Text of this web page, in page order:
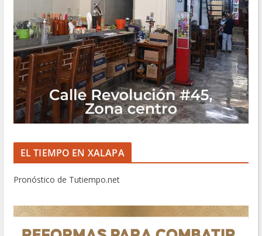
EL TIEMPO EN XALAPA
Pronóstico de Tutiempo.net